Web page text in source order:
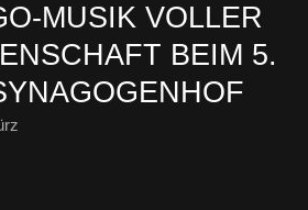
MUSIK VOLLER
BEIM 5.